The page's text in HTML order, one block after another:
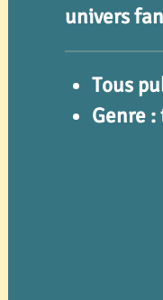
univers
Tous
Genre